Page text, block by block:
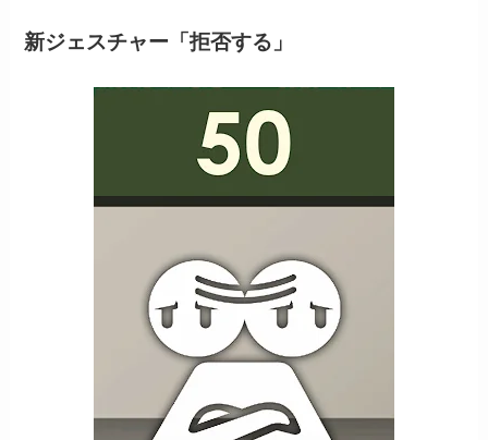
新ジェスチャー「拒否する」